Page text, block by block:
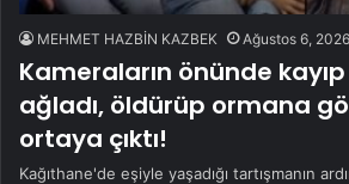
MEHMET HAZBİN KAZBEK Ağustos 6, 2026
Kameraların önünde
ağladı, öldürüp ormana
ortaya çıktı!
Kağıthane'de eşiyle yaşadığı tartışmanın